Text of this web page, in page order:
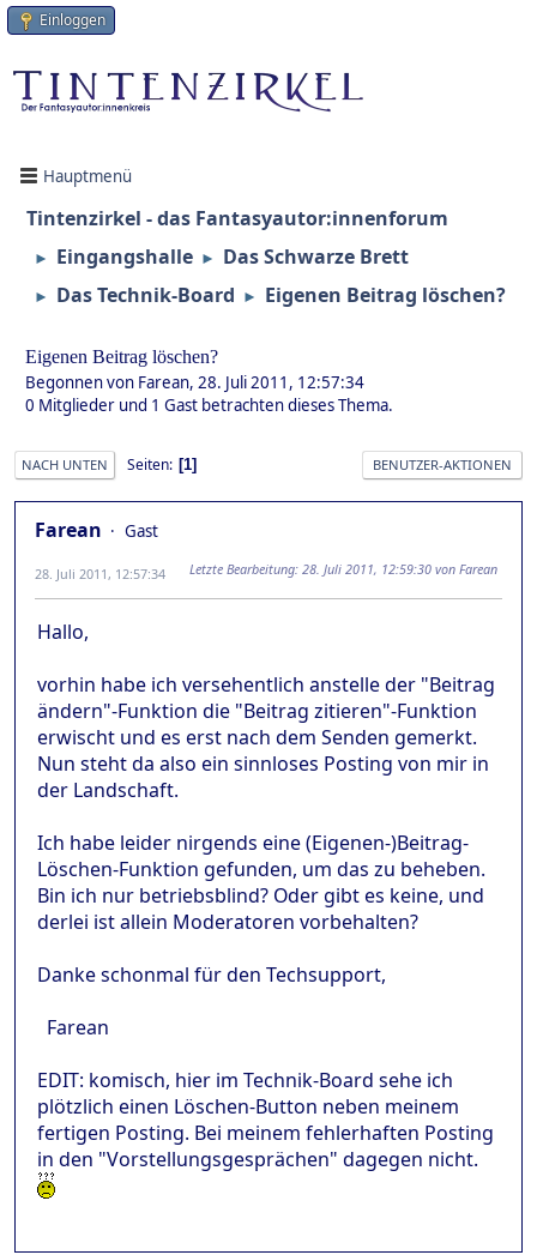
Einloggen
Hauptmenü
Tintenzirkel - das Fantasyautor:innenforum
► Eingangshalle ► Das Schwarze Brett
► Das Technik-Board ► Eigenen Beitrag löschen?
Eigenen Beitrag löschen?
Begonnen von Farean, 28. Juli 2011, 12:57:34
0 Mitglieder und 1 Gast betrachten dieses Thema.
NACH UNTEN Seiten 1 BENUTZER-AKTIONEN
Farean Gast
28. Juli 2011, 12:57:34 Letzte Bearbeitung: 28. Juli 2011, 12:59:30 von Farean
Hallo,
vorhin habe ich versehentlich anstelle der "Beitrag
ändern"-Funktion die "Beitrag zitieren"-Funktion
erwischt und es erst nach dem Senden gemerkt.
Nun steht da also ein sinnloses Posting von mir in
der Landschaft.
Ich habe leider nirgends eine (Eigenen-)Beitrag-
Löschen-Funktion gefunden, um das zu beheben.
Bin ich nur betriebsblind? Oder gibt es keine, und
derlei ist allein Moderatoren vorbehalten?
Danke schonmal für den Techsupport,
Farean
EDIT: komisch, hier im Technik-Board sehe ich
plötzlich einen Löschen-Button neben meinem
fertigen Posting. Bei meinem fehlerhaften Posting
in den "Vorstellungsgesprächen" dagegen nicht.